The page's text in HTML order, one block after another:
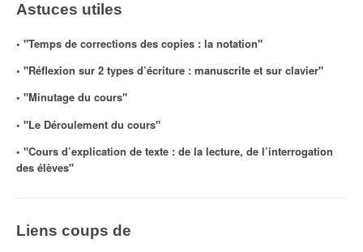
Astuces utiles
◦ "Temps de corrections des copies : la notation"
◦ "Réflexion sur 2 types d’écriture : manuscrite et sur clavier"
◦ "Minutage du cours"
◦ "Le Déroulement du cours"
◦ "Cours d’explication de texte : de la lecture, de l’interrogation
des élèves"
Liens coups de